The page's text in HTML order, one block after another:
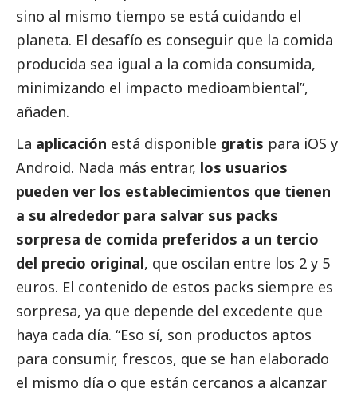
sino al mismo tiempo se está cuidando el
planeta. El desafío es conseguir que la comida
producida sea igual a la comida consumida,
minimizando el impacto medioambiental”,
añaden.
La aplicación está disponible gratis para iOS y
Android. Nada más entrar, los usuarios
pueden ver los establecimientos que tienen
a su alrededor para salvar sus packs
sorpresa de comida preferidos a un tercio
del precio original, que oscilan entre los 2 y 5
euros. El contenido de estos packs siempre es
sorpresa, ya que depende del excedente que
haya cada día. “Eso sí, son productos aptos
para consumir, frescos, que se han elaborado
el mismo día o que están cercanos a alcanzar